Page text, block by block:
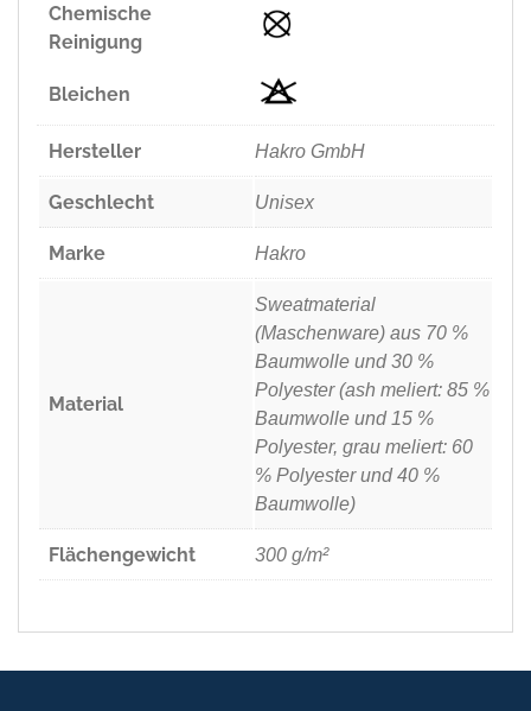
Chemische
Reinigung
Bleichen
Hersteller Hakro GmbH
Geschlecht Unisex
Marke Hakro
Material
Sweatmaterial
(Maschenware) aus 70 %
Baumwolle und 30 %
Polyester (ash meliert: 85 %
Baumwolle und 15 %
Polyester, grau meliert: 60
% Polyester und 40 %
Baumwolle)
Flächengewicht 300 g/m²